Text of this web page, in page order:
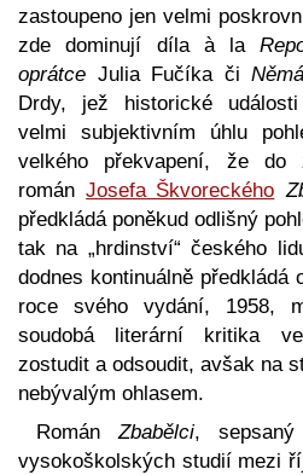
zastoupeno jen velmi
zde dominují díla à la
oprátce Julia Fučíka či
Drdy, jež historické
velmi subjektivním úhlu
velkého překvapení, že do
román Josefa Škvoreckého
předkládá poněkud odlišný
tak na „hrdinství“ českého
dodnes kontinuálně
roce svého vydání, 1958,
soudobá literární kritika
zostudit a odsoudit, avšak na
nebývalým ohlasem.
RománZbabělci,
vysokoškolských studií mezi